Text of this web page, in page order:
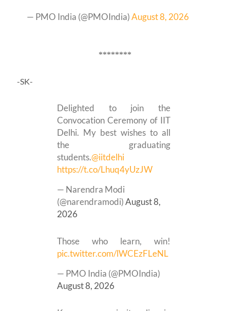
— PMO India (@PMOIndia)August 8, 2026
********
-SK-
Delighted to join the
Convocation Ceremony of IIT
Delhi. My best wishes to all
the graduating
students.@iitdelhi
https://t.co/Lhuq4yUzJW
— Narendra Modi
(@narendramodi)August 8,
2026
Those who learn, win!
pic.twitter.com/lWCEzFLeNL
— PMO India (@PMOIndia)
August 8, 2026